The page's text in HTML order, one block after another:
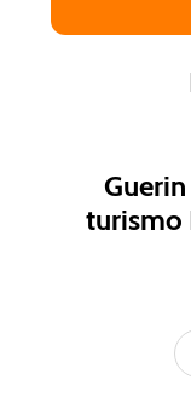
turismo